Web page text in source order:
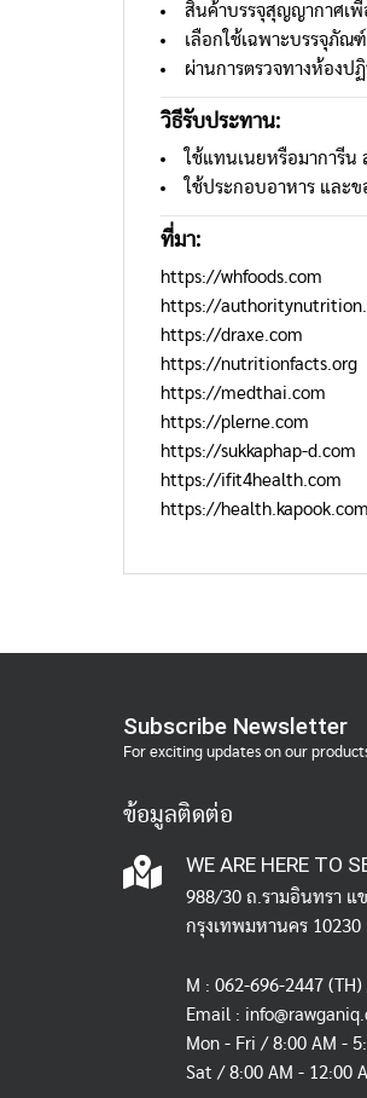
สินค้าบรรจุสุญญากาศเพื่
เลือกใช้เฉพาะบรรจุภัณ
ผ่านการตรวจทางห้องป
วิธีรับประทาน:
ใช้แทนเนยหรือมาการีน
ใช้ประกอบอาหาร และข
ที่มา:
https://whfoods.com
https://
https://draxe.com
https://nutritionfacts.org
https://medthai.com
https://plerne.com
https://sukkaphap-d.com
https://ifit4health.com
https://health.kapook.com
Subscribe Newsletter
For exciting updates on our
ข้อมูลติดต่อ
WE ARE HERE TO
988/30 ถ.รามอินทรา แ
กรุงเทพมหานคร 10230
M : 062-696-2447 (TH)
Email :
Mon - Fri / 8:00 AM -
Sat / 8:00 AM - 12:00